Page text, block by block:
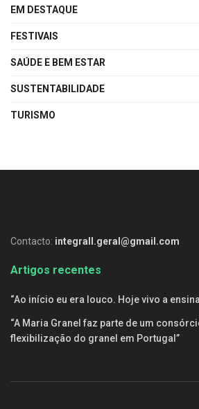
EM DESTAQUE
FESTIVAIS
SAÚDE E BEM ESTAR
SUSTENTABILIDADE
TURISMO
Contacto: integrall.geral@gmail.com
Artigos recentes
“Ao início eu era louco. Hoje vivo a
“A Maria Granel faz parte de um
flexibilização do granel em Portugal”